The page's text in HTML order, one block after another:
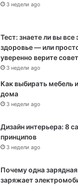
3 недели ago
Тест: знаете ли вы
здоровье — или
уверенно верите
3 недели ago
Как выбирать мебель
дома
3 недели ago
Дизайн интерьера: 8
принципов
3 недели ago
Почему одна
заряжает